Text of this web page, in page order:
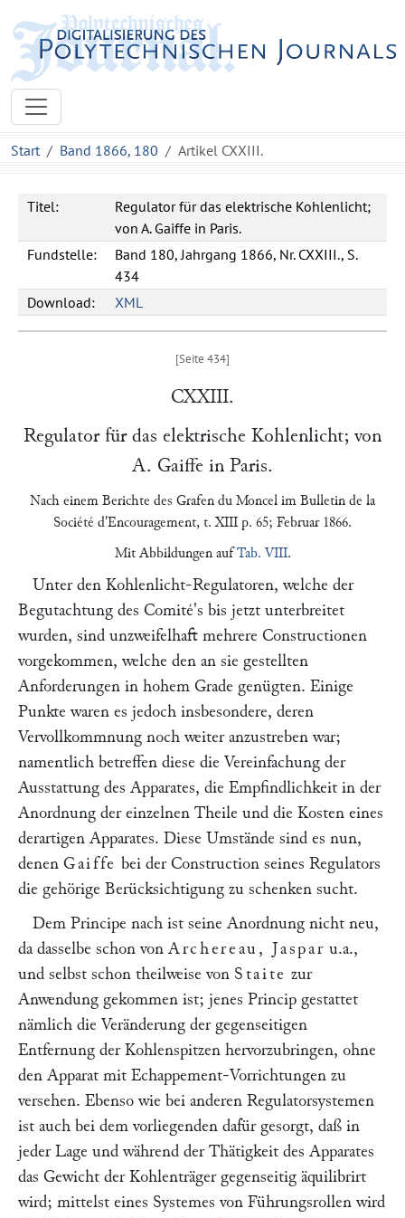
Start Band 1866, 180 Artikel CXXIII.
Titel:
Regulator für das elektrische Kohlenlicht;
von A. Gaiffe in Paris.
Fundstelle:
Band 180, Jahrgang 1866, Nr. CXXIII., S.
434
Download:
XML
CXXIII.
Regulator für das elektrische Kohlenlicht; von
A. Gaiffe in Paris.
Nach einem Berichte des Grafen du Moncel im Bulletin de la
Société d'Encouragement, t. XIII p. 65; Februar 1866.
Mit Abbildungen aufTab. VIII.
Unter den Kohlenlicht-Regulatoren, welche der
Begutachtung des Comité's bis jetzt unterbreitet
wurden, sind unzweifelhaft mehrere Constructionen
vorgekommen, welche den an sie gestellten
Anforderungen in hohem Grade genügten. Einige
Punkte waren es jedoch insbesondere, deren
Vervollkommnung noch weiter anzustreben war;
namentlich betreffen diese die Vereinfachung der
Ausstattung des Apparates, die Empfindlichkeit in der
Anordnung der einzelnen Theile und die Kosten eines
derartigen Apparates. Diese Umstände sind es nun,
denen Gaiffe bei der Construction seines Regulators
die gehörige Berücksichtigung zu schenken sucht.
Dem Principe nach ist seine Anordnung nicht neu,
da dasselbe schon von Archereau, Jaspar u.a.,
und selbst schon theilweise von Staite zur
Anwendung gekommen ist; jenes Princip gestattet
nämlich die Veränderung der gegenseitigen
Entfernung der Kohlenspitzen hervorzubringen, ohne
den Apparat mit Echappement-Vorrichtungen zu
versehen. Ebenso wie bei anderen Regulatorsystemen
ist auch bei dem vorliegenden dafür gesorgt, daß in
jeder Lage und während der Thätigkeit des Apparates
das Gewicht der Kohlenträger gegenseitig äquilibrirt
wird; mittelst eines Systemes von Führungsrollen wird